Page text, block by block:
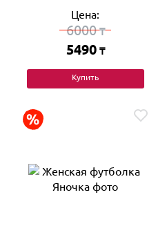
Цена:
6000₸
5490 ₸
Купить